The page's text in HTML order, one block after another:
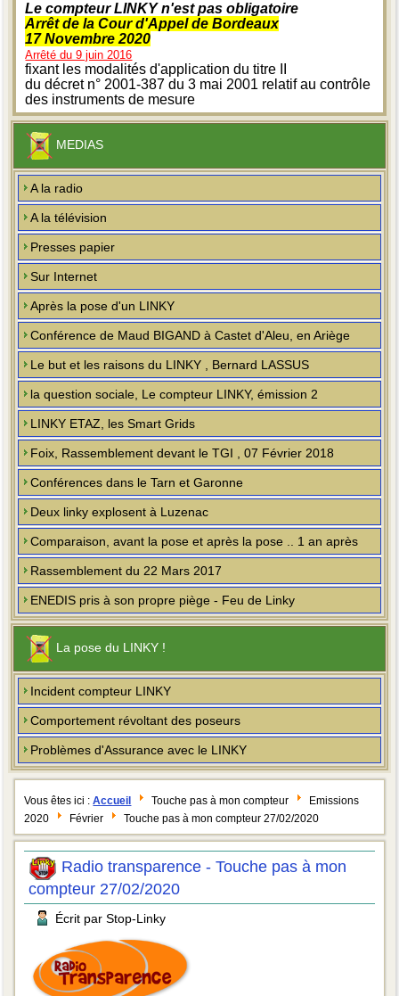
Le compteur LINKY n'est pas obligatoire
Arrêt de la Cour d'Appel de Bordeaux
17 Novembre 2020
Arrêté du 9 juin 2016
fixant les modalités d'application du titre II
du décret n° 2001-387 du 3 mai 2001 relatif au contrôle
des instruments de mesure
MEDIAS
A la radio
A la télévision
Presses papier
Sur Internet
Après la pose d'un LINKY
Conférence de Maud BIGAND à Castet d'Aleu, en Ariège
Le but et les raisons du LINKY , Bernard LASSUS
la question sociale, Le compteur LINKY, émission 2
LINKY ETAZ, les Smart Grids
Foix, Rassemblement devant le TGI , 07 Février 2018
Conférences dans le Tarn et Garonne
Deux linky explosent à Luzenac
Comparaison, avant la pose et après la pose .. 1 an après
Rassemblement du 22 Mars 2017
ENEDIS pris à son propre piège - Feu de Linky
La pose du LINKY !
Incident compteur LINKY
Comportement révoltant des poseurs
Problèmes d'Assurance avec le LINKY
Vous êtes ici :Accueil Touche pas à mon compteur
Emissions
2020
Février Touche pas à mon compteur 27/02/2020
Radio transparence - Touche pas à mon
compteur 27/02/2020
Écrit par Stop-Linky